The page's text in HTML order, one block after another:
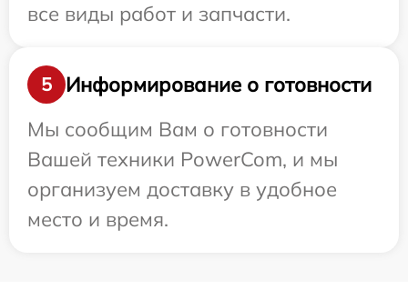
все виды работ и запчасти.
5
Информирование о готовности
Мы сообщим Вам о готовности
Вашей техники PowerCom, и мы
организуем доставку в удобное
место и время.